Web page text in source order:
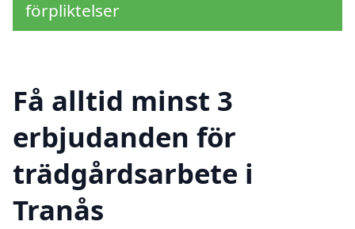
förpliktelser
Få alltid minst 3
erbjudanden för
trädgårdsarbete i
Tranås